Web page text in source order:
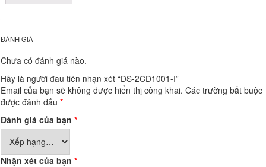
ĐÁNH GIÁ
Chưa có đánh giá nào.
Hãy là người đầu tiên nhận xét “DS-2CD1001-I”
Email của bạn sẽ không được hiển thị công khai. Các trường bắt buộc
được đánh dấu *
Đánh giá của bạn *
Nhận xét của bạn *